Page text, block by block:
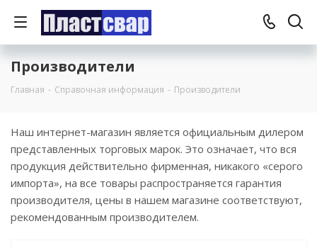
Производители
Главная - Справочная информация - Производители
Наш интернет-магазин является официальным дилером
представленных торговых марок. Это означает, что вся
продукция действительно фирменная, никакого «серого
импорта», на все товары распространяется гарантия
производителя, цены в нашем магазине соответствуют,
рекомендованным производителем.